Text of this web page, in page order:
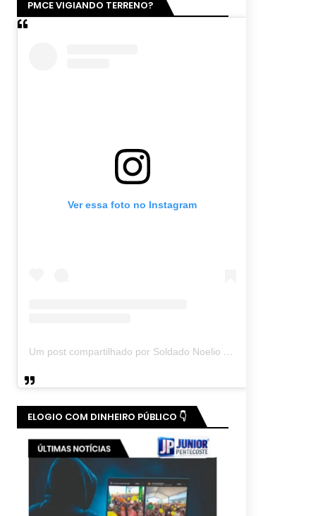
PMCE VIGIANDO TERRENO?
Ver essa foto no Instagram
Um post compartilhado por Soldado Noelio (@soldadonoelio)
ELOGIO COM DINHEIRO PÚBLICO 👇